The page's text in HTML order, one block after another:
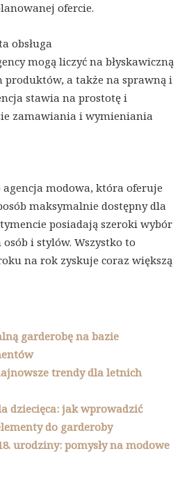
ofercie.
obsługa
mogą liczyć na błyskawiczną
produktów, a także na sprawną i
stawia na prostotę i
zamawiania i wymieniania
agencja modowa, która oferuje
maksymalnie dostępny dla
posiadają szeroki wybór
i stylów. Wszystko to
na rok zyskuje coraz większą
garderobę na bazie
trendy dla letnich
dziecięca: jak wprowadzić
do garderoby
urodziny: pomysły na modowe